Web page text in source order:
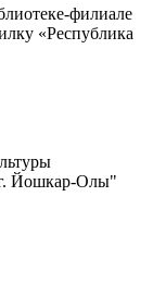
филиале
«Республика
г. Йошкар-Олы"